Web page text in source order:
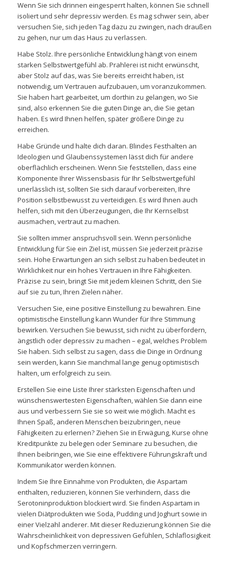
Wenn Sie sich drinnen eingesperrt halten, können Sie schnell
isoliert und sehr depressiv werden. Es mag schwer sein, aber
versuchen Sie, sich jeden Tag dazu zu zwingen, nach draußen
zu gehen, nur um das Haus zu verlassen.
Habe Stolz. Ihre persönliche Entwicklung hängt von einem
starken Selbstwertgefühl ab. Prahlerei ist nicht erwünscht,
aber Stolz auf das, was Sie bereits erreicht haben, ist
notwendig, um Vertrauen aufzubauen, um voranzukommen.
Sie haben hart gearbeitet, um dorthin zu gelangen, wo Sie
sind, also erkennen Sie die guten Dinge an, die Sie getan
haben. Es wird Ihnen helfen, später größere Dinge zu
erreichen.
Habe Gründe und halte dich daran. Blindes Festhalten an
Ideologien und Glaubenssystemen lässt dich für andere
oberflächlich erscheinen. Wenn Sie feststellen, dass eine
Komponente Ihrer Wissensbasis für Ihr Selbstwertgefühl
unerlässlich ist, sollten Sie sich darauf vorbereiten, Ihre
Position selbstbewusst zu verteidigen. Es wird Ihnen auch
helfen, sich mit den Überzeugungen, die Ihr Kernselbst
ausmachen, vertraut zu machen.
Sie sollten immer anspruchsvoll sein. Wenn persönliche
Entwicklung für Sie ein Ziel ist, müssen Sie jederzeit präzise
sein. Hohe Erwartungen an sich selbst zu haben bedeutet in
Wirklichkeit nur ein hohes Vertrauen in Ihre Fähigkeiten.
Präzise zu sein, bringt Sie mit jedem kleinen Schritt, den Sie
auf sie zu tun, Ihren Zielen näher.
Versuchen Sie, eine positive Einstellung zu bewahren. Eine
optimistische Einstellung kann Wunder für Ihre Stimmung
bewirken. Versuchen Sie bewusst, sich nicht zu überfordern,
ängstlich oder depressiv zu machen – egal, welches Problem
Sie haben. Sich selbst zu sagen, dass die Dinge in Ordnung
sein werden, kann Sie manchmal lange genug optimistisch
halten, um erfolgreich zu sein.
Erstellen Sie eine Liste Ihrer stärksten Eigenschaften und
wünschenswertesten Eigenschaften, wählen Sie dann eine
aus und verbessern Sie sie so weit wie möglich. Macht es
Ihnen Spaß, anderen Menschen beizubringen, neue
Fähigkeiten zu erlernen? Ziehen Sie in Erwägung, Kurse ohne
Kreditpunkte zu belegen oder Seminare zu besuchen, die
Ihnen beibringen, wie Sie eine effektivere Führungskraft und
Kommunikator werden können.
Indem Sie Ihre Einnahme von Produkten, die Aspartam
enthalten, reduzieren, können Sie verhindern, dass die
Serotoninproduktion blockiert wird. Sie finden Aspartam in
vielen Diätprodukten wie Soda, Pudding und Joghurt sowie in
einer Vielzahl anderer. Mit dieser Reduzierung können Sie die
Wahrscheinlichkeit von depressiven Gefühlen, Schlaflosigkeit
und Kopfschmerzen verringern.